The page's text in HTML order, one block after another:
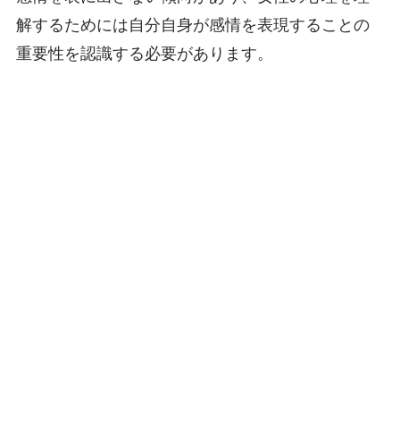
解するためには自分自身が感情を表現することの
重要性を認識する必要があります。